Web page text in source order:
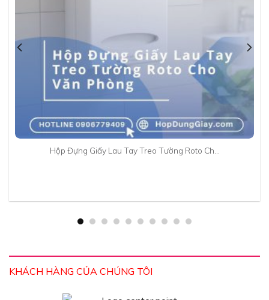
Hộp Đựng Giấy Lau Tay Treo Tường Roto Ch…
KHÁCH HÀNG CỦA CHÚNG TÔI